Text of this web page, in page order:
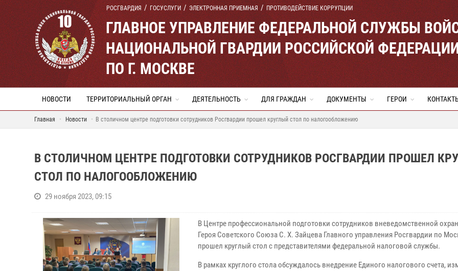
РОСГВАРДИЯ ГОСУСЛУГИ ЭЛЕКТРОННАЯ ПРИЕМНАЯ ПРОТИВОДЕЙСТВИЕ КОРРУПЦИИ
ГЛАВНОЕ УПРАВЛЕНИЕ ФЕДЕРАЛЬНОЙ СЛУЖБЫ
НАЦИОНАЛЬНОЙ ГВАРДИИ РОССИЙСКОЙ
ПО Г. МОСКВЕ
НОВОСТИ ТЕРРИТОРИАЛЬНЫЙ ОРГАН ДЕЯТЕЛЬНОСТЬ ДЛЯ ГРАЖДАН ДОКУМЕНТЫ ГЕРОИ
Главная Новости В столичном центре подготовки сотрудников Росгвардии прошел круглый стол по налогообложению
В СТОЛИЧНОМ ЦЕНТРЕ ПОДГОТОВКИ СОТРУДНИКОВ РОСГВАРДИИ ПРОШЕЛ
СТОЛ ПО НАЛОГООБЛОЖЕНИЮ
29 ноября 2023, 09:15
В Центре профессиональной подготовки сотрудников вневедомственной
Героя Советского Союза С. Х. Зайцева Главного управления Росгвардии по
прошел круглый стол с представителями федеральной налоговой службы.
В рамках круглого стола обсуждалось внедрение Единого налогового счета,